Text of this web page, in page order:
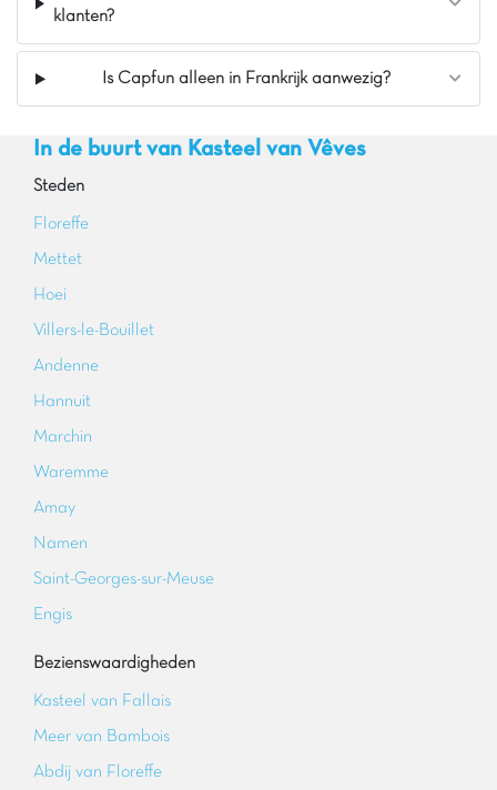
klanten?
Is Capfun alleen in Frankrijk aanwezig?
In de buurt van Kasteel van Vêves
Steden
Floreffe
Mettet
Hoei
Villers-le-Bouillet
Andenne
Hannuit
Marchin
Waremme
Amay
Namen
Saint-Georges-sur-Meuse
Engis
Bezienswaardigheden
Kasteel van Fallais
Meer van Bambois
Abdij van Floreffe